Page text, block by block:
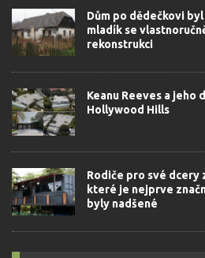
Dům po dědečkovi
mladík se
rekonstrukci
Keanu Reeves a jeho
Hollywood Hills
Rodiče pro své
které je nejprve
byly nadšené